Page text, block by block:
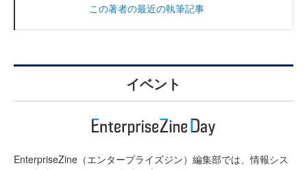
この著者の最近の執筆記事
イベント
EnterpriseZine（エンタープライズジン）編集部では、情報シス